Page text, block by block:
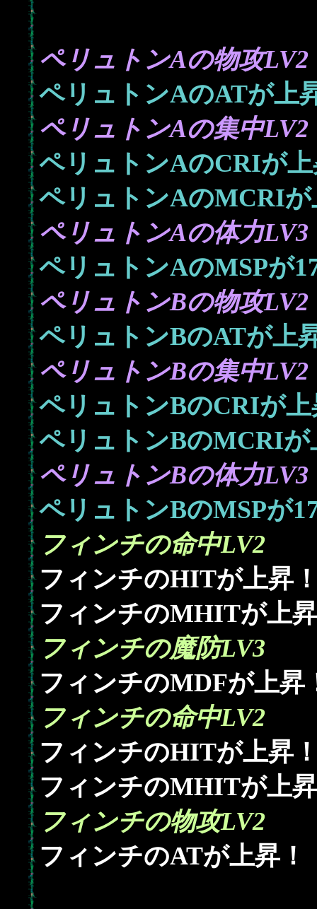
ペリュトンAの物攻LV2
ペリュトンAのATが上
ペリュトンAの集中LV2
ペリュトンAのCRIが
ペリュトンAのMCRIが
ペリュトンAの体力LV3
ペリュトンAのMSPが
ペリュトンBの物攻LV2
ペリュトンBのATが上
ペリュトンBの集中LV2
ペリュトンBのCRIが上
ペリュトンBのMCRIが
ペリュトンBの体力LV3
ペリュトンBのMSPが
フィンチの命中LV2
フィンチのHITが上昇
フィンチのMHITが上
フィンチの魔防LV3
フィンチのMDFが上昇
フィンチの命中LV2
フィンチのHITが上昇
フィンチのMHITが上
フィンチの物攻LV2
フィンチのATが上昇！